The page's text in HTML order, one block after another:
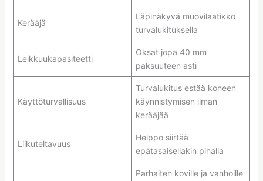
Kerääjä
Läpinäkyvä muovilaatikko
turvalukituksella
Leikkuukapasiteetti
Oksat jopa 40 mm
paksuuteen asti
Käyttöturvallisuus
Turvalukitus estää koneen
käynnistymisen ilman
kerääjää
Liikuteltavuus
Helppo siirtää
epätasaisellakin pihalla
Parhaiten koville ja vanhoille